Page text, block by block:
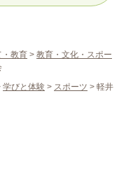
・教育 > 教育・文化・スポー
学びと体験 > スポーツ > 軽井